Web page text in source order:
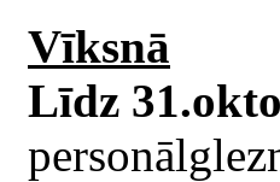
Vīksnā
Līdz